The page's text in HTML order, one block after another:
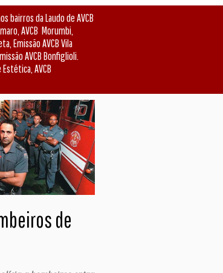
bairros da Laudo de AVCB
AVCB Morumbi,
Emissão AVCB Vila
AVCB Bonfiglioli.
AVCB
de